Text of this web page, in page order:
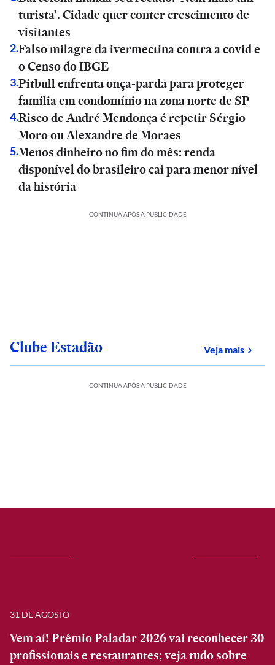
turista’. Cidade quer conter crescimento de
visitantes
2.Falso milagre da ivermectina contra a covid e
o Censo do IBGE
3.Pitbull enfrenta onça-parda para proteger
família em condomínio na zona norte de SP
4.Risco de André Mendonça é repetir Sérgio
Moro ou Alexandre de Moraes
5.Menos dinheiro no fim do mês: renda
disponível do brasileiro cai para menor nível
da história
CONTINUA APÓS A PUBLICIDADE
Clube Estadão Veja maissobre
CONTINUA APÓS A PUBLICIDADE
31 DE AGOSTO
Vem aí! Prêmio Paladar 2026 vai reconhecer 30
profissionais e restaurantes; veja tudo sobre